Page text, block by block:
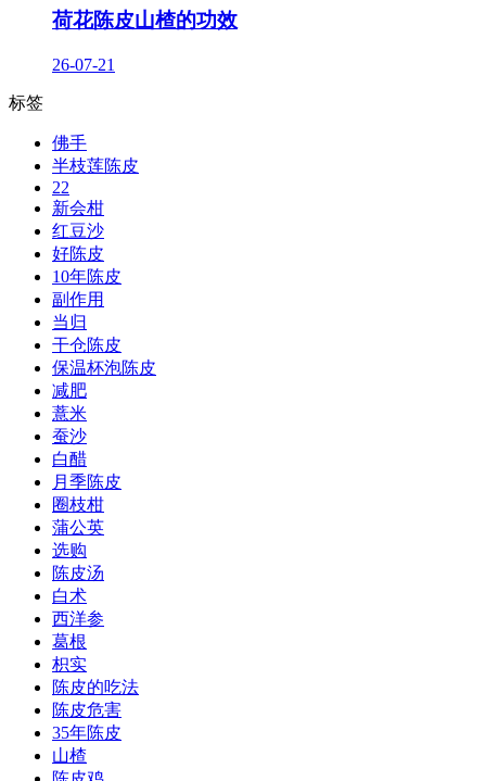
荷花陈皮山楂的功效
26-07-21
标签
佛手
半枝莲陈皮
22
新会柑
红豆沙
好陈皮
10年陈皮
副作用
当归
干仓陈皮
保温杯泡陈皮
减肥
薏米
蚕沙
白醋
月季陈皮
圈枝柑
蒲公英
选购
陈皮汤
白术
西洋参
葛根
枳实
陈皮的吃法
陈皮危害
35年陈皮
山楂